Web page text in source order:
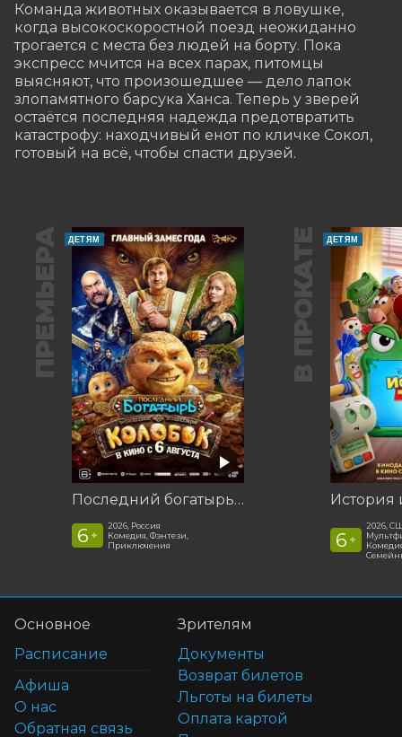
Команда животных оказывается в ловушке,
когда высокоскоростной поезд неожиданно
трогается с места без людей на борту. Пока
экспресс мчится на всех парах, питомцы
выясняют, что произошедшее — дело лапок
злопамятного барсука Ханса. Теперь у зверей
остаётся последняя надежда предотвратить
катастрофу: находчивый енот по кличке Сокол,
готовый на всё, чтобы спасти друзей.
ПРЕМЬЕРА ДЕТЯМ
Последний богатырь. Колобок
6 +
2026, Россия
Комедия, Фэнтези,
Приключения
В ПРОКАТЕ ДЕТЯМ
История
6 +
2026,
Основное
Расписание
Афиша
О нас
Обратная связь
Зрителям
Документы
Возврат билетов
Льготы на билеты
Оплата картой